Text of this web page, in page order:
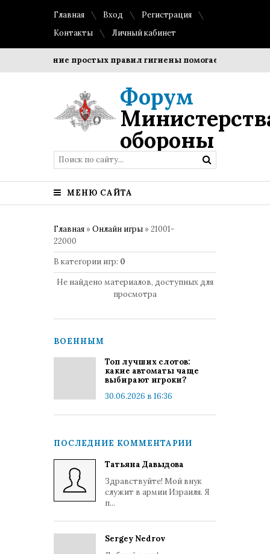
Главная Вход
Регистрация
Контакты
Личный кабинет
простых правил гигиены помогает сохранить
Форум
обороны
МЕНЮ САЙТА
Главная »Онлайн игры » 21001-
22000
В категории игр: 0
Не найдено материалов, доступных для
просмотра
ВОЕННЫМ
Топ лучших слотов:
какие автоматы чаще
выбирают игроки?
30.06.2026 в 16:36
ПОСЛЕДНИЕ КОММЕНТАРИИ
Татьяна Давыдова
Здравствуйте! Мой внук
служит в армии Израиля. Я
п...
Sergey Nedrov